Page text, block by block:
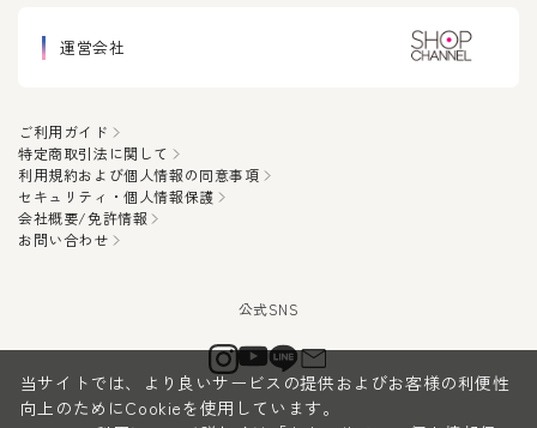
運営会社
ご利用ガイド
特定商取引法に関して
利用規約および個人情報の同意事項
セキュリティ・個人情報保護
会社概要/免許情報
お問い合わせ
当サイトでは、より良いサービスの提供およびお客様の利便性
向上のためにCookieを使用しています。